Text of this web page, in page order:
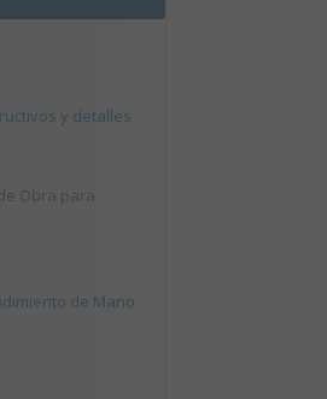
y detalles
Obra para
de Mano